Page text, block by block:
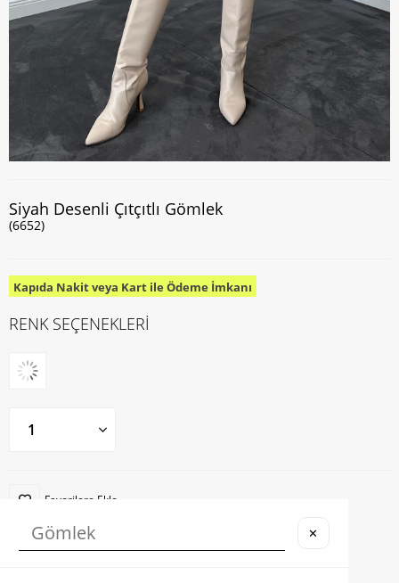
Siyah Desenli Çıtçıtlı Gömlek
(6652)
Kapıda Nakit veya Kart ile Ödeme İmkanı
RENK SEÇENEKLERİ
Favorilere Ekle
Karşılaştır ✕